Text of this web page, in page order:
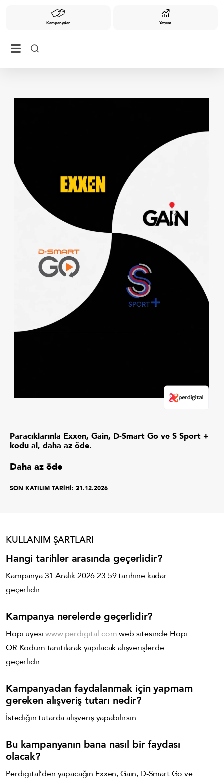
Kampanyalar Yatırım
Paracıklarınla Exxen, Gain, D-Smart Go ve S Sport +
kodu al, daha az öde.
Daha az öde
SON KATILIM TARİHİ: 31.12.2026
KULLANIM ŞARTLARI
Hangi tarihler arasında geçerlidir?
Kampanya 31 Aralık 2026 23:59 tarihine kadar
geçerlidir.
Kampanya nerelerde geçerlidir?
Hopi üyesiwww.perdigital.comweb sitesinde Hopi
QR Kodum tanıtılarak yapılacak alışverişlerde
geçerlidir.
Kampanyadan faydalanmak için yapmam
gereken alışveriş tutarı nedir?
İstediğin tutarda alışveriş yapabilirsin.
Bu kampanyanın bana nasıl bir faydası
olacak?
Perdigital’den yapacağın Exxen, Gain, D-Smart Go ve